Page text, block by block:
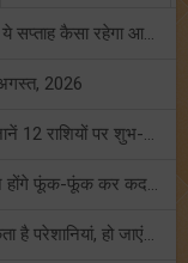
टैरो साप्ताहिक राशिफल (09 से 15 अगस्त, 2026): ये सप्ताह कैसा रहेगा आपके लिए? जानें!
2026
कर्क राशि में लगेगा साल का दूसरा बड़ा सूर्य ग्रहण: जानें 12 राशियों पर शुभ-अशुभ प्रभाव!
कर्क राशि में बुध के प्रवेश से, इन 4 राशियों को रखने होंगे फूंक-फूंक कर कदम!
बुध का कर्क राशि में गोचर: इन 2 राशियों की बढ़ा सकता है परेशानियां, हो जाएं सावधान!